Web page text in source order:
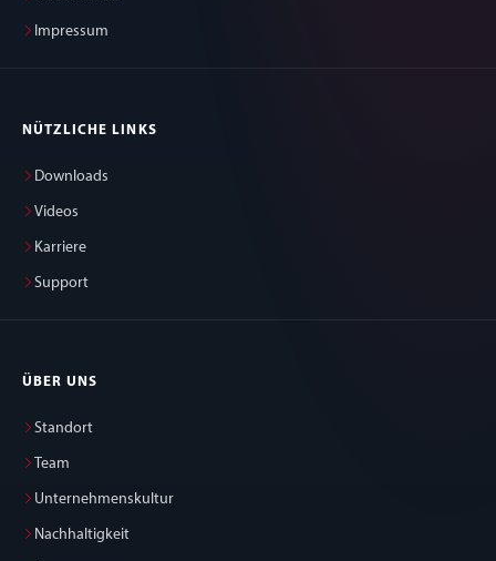
Impressum
NÜTZLICHE LINKS
Downloads
Videos
Karriere
Support
ÜBER UNS
Standort
Team
Unternehmenskultur
Nachhaltigkeit